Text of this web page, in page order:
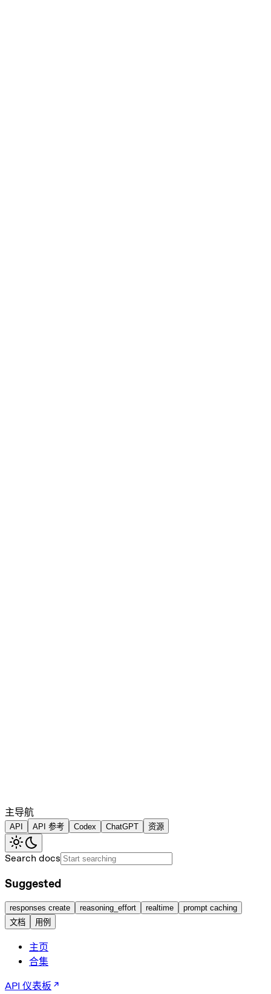
主导航
API API 参考 Codex ChatGPT 资源
Search docs
Suggested
responses create reasoning_effort realtime
prompt caching
文档
用例
主页
合集
API 仪表板